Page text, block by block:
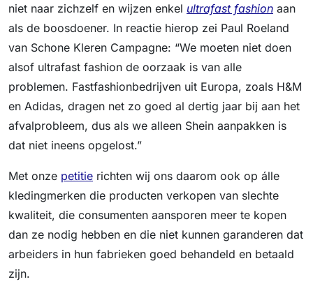
niet naar zichzelf en wijzen enkel ultrafast fashion aan
als de boosdoener. In reactie hierop zei Paul Roeland
van Schone Kleren Campagne: “We moeten niet doen
alsof ultrafast fashion de oorzaak is van alle
problemen. Fastfashionbedrijven uit Europa, zoals H&M
en Adidas, dragen net zo goed al dertig jaar bij aan het
afvalprobleem, dus als we alleen Shein aanpakken is
dat niet ineens opgelost.”
Met onze petitie richten wij ons daarom ook op álle
kledingmerken die producten verkopen van slechte
kwaliteit, die consumenten aansporen meer te kopen
dan ze nodig hebben en die niet kunnen garanderen dat
arbeiders in hun fabrieken goed behandeld en betaald
zijn.